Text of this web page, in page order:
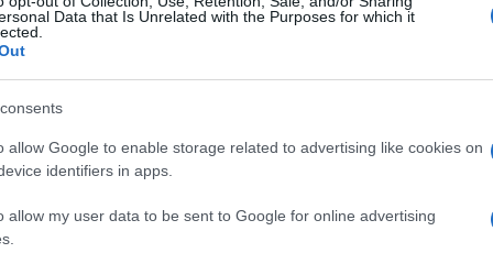
Data that Is Unrelated with the Purposes for which it
allow Google to enable storage related to advertising like cookies on
identifiers in apps.
allow my user data to be sent to Google for online advertising
ha il suo Puc, al via le osservazioni e l’iter
sul sito www.comune.arzachena.ss.it
Trasparente/sottosezione
– ricordano dal Comune di Arzachena -.
e delle proposte da parte dei cittadini
un modulo scaricabile dal link
a mano o digitalmente”.